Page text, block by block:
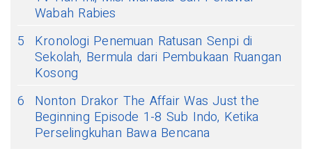
Wabah Rabies
5
Kronologi Penemuan Ratusan Senpi di
Sekolah, Bermula dari Pembukaan Ruangan
Kosong
6
Nonton Drakor The Affair Was Just the
Beginning Episode 1-8 Sub Indo, Ketika
Perselingkuhan Bawa Bencana